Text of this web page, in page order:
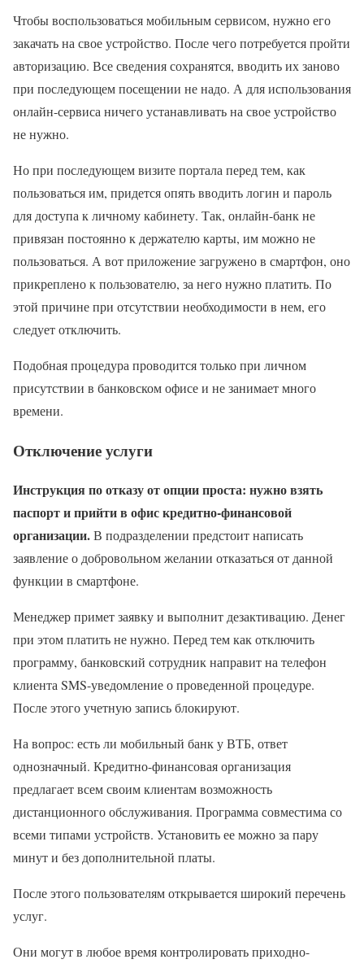
Чтобы воспользоваться мобильным сервисом, нужно его
закачать на свое устройство. После чего потребуется пройти
авторизацию. Все сведения сохранятся, вводить их заново
при последующем посещении не надо. А для использования
онлайн-сервиса ничего устанавливать на свое устройство
не нужно.
Но при последующем визите портала перед тем, как
пользоваться им, придется опять вводить логин и пароль
для доступа к личному кабинету. Так, онлайн-банк не
привязан постоянно к держателю карты, им можно не
пользоваться. А вот приложение загружено в смартфон, оно
прикреплено к пользователю, за него нужно платить. По
этой причине при отсутствии необходимости в нем, его
следует отключить.
Подобная процедура проводится только при личном
присутствии в банковском офисе и не занимает много
времени.
Отключение услуги
Инструкция по отказу от опции проста: нужно взять
паспорт и прийти в офис кредитно-финансовой
организации.В подразделении предстоит написать
заявление о добровольном желании отказаться от данной
функции в смартфоне.
Менеджер примет заявку и выполнит дезактивацию. Денег
при этом платить не нужно. Перед тем как отключить
программу, банковский сотрудник направит на телефон
клиента SMS-уведомление о проведенной процедуре.
После этого учетную запись блокируют.
На вопрос: есть ли мобильный банк у ВТБ, ответ
однозначный. Кредитно-финансовая организация
предлагает всем своим клиентам возможность
дистанционного обслуживания. Программа совместима со
всеми типами устройств. Установить ее можно за пару
минут и без дополнительной платы.
После этого пользователям открывается широкий перечень
услуг.
Они могут в любое время контролировать приходно-